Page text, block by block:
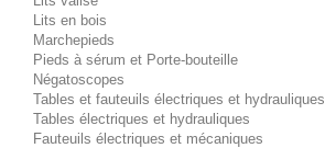
Lits en bois
Marchepieds
Pieds à sérum et Porte-bouteille
Négatoscopes
Tables et fauteuils électriques et hydrauliques
Tables électriques et hydrauliques
Fauteuils électriques et mécaniques